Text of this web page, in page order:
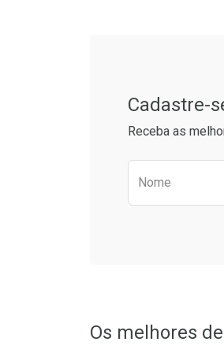
Cadastre-
Receba as
Nome
Os melhores